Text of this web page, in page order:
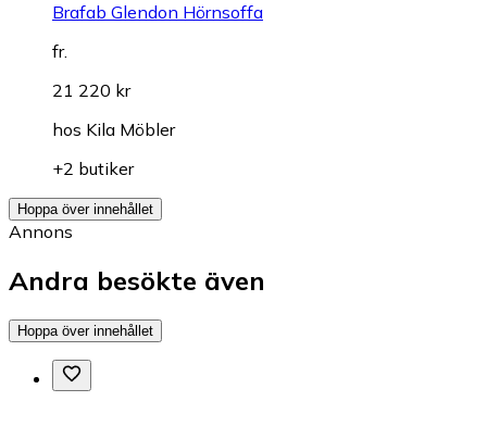
Brafab Glendon Hörnsoffa
fr.
21 220 kr
hos Kila Möbler
+2 butiker
Hoppa över innehållet
Annons
Andra besökte även
Hoppa över innehållet